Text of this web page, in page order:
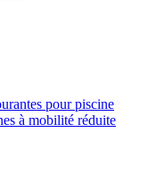
pour piscine
à mobilité réduite